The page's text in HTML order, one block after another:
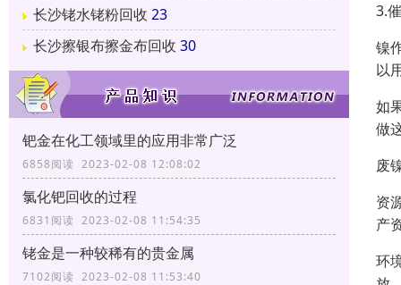
长沙铑水铑粉回收 23
长沙擦银布擦金布回收 30
钯金在化工领域里的应用非常广泛
6858阅读 2023-02-08 12:08:02
氯化钯回收的过程
6831阅读 2023-02-08 11:54:35
铑金是一种较稀有的贵金属
7102阅读 2023-02-08 11:53:40
3.
镍
以
如
做
废
资
产
环